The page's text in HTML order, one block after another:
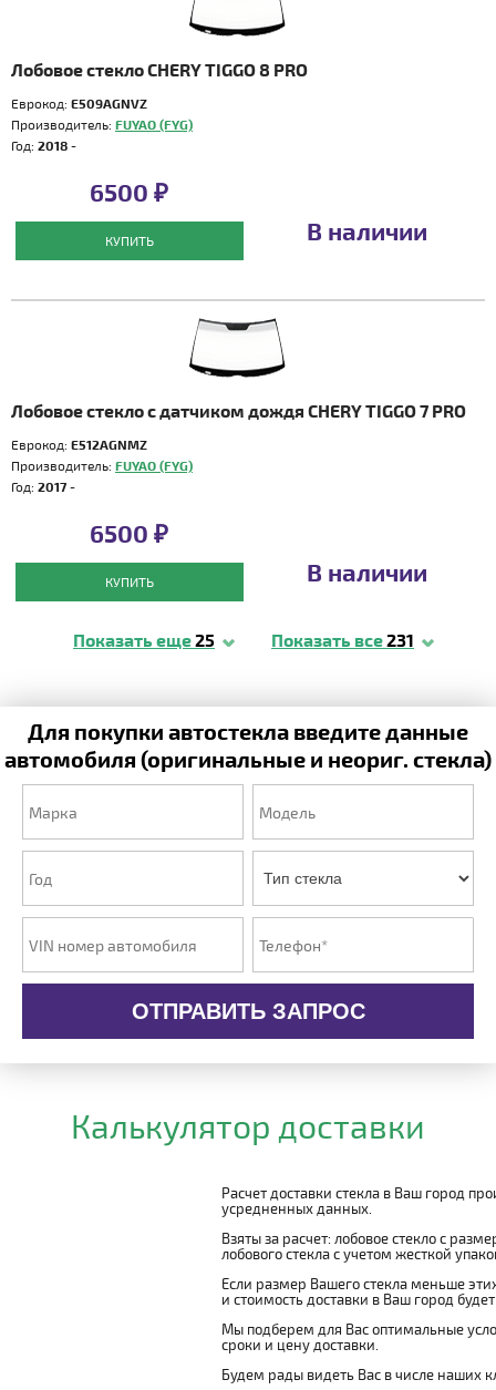
Лобовое стекло CHERY TIGGO 8 PRO
Еврокод: E509AGNVZ
Производитель: FUYAO (FYG)
Год: 2018 -
6500 ₽
КУПИТЬ В наличии
Лобовое стекло с датчиком дождя CHERY TIGGO 7 PRO
Еврокод: E512AGNMZ
Производитель: FUYAO (FYG)
Год: 2017 -
6500 ₽
КУПИТЬ В наличии
Показать еще25 Показать все231
Для покупки автостекла введите данные
автомобиля (оригинальные и неориг. стекла)
ОТПРАВИТЬ ЗАПРОС
Калькулятор доставки
Расчет доставки стекла в Ваш город
усредненных данных.
Взяты за расчет: лобовое стекло с
лобового стекла с учетом жесткой
Если размер Вашего стекла меньше
и стоимость доставки в Ваш город
Мы подберем для Вас оптимальные
сроки и цену доставки.
Будем рады видеть Вас в числе наших